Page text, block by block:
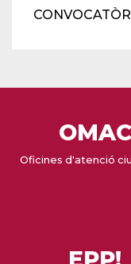
OMAC
Oficines d'atenció